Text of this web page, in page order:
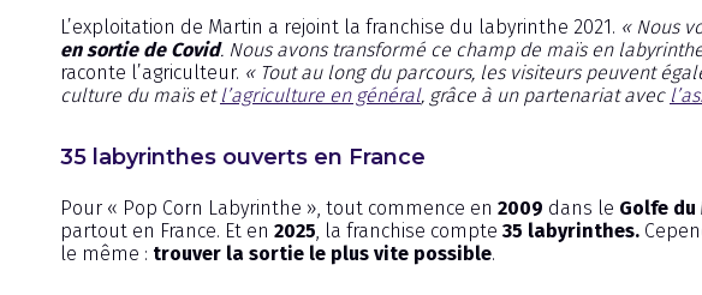
L’exploitation de Martin a rejoint la franchise du labyrinthe 2021. « Nous
en sortie de Covid. Nous avons transformé ce champ de maïs en
raconte l’agriculteur. « Tout au long du parcours, les visiteurs peuvent
culture du maïs et l’agriculture en général, grâce à un partenariat avec
35 labyrinthes ouverts en France
Pour « Pop Corn Labyrinthe », tout commence en 2009 dans le Golfe
partout en France. Et en 2025, la franchise compte 35 labyrinthes.
le même : trouver la sortie le plus vite possible.